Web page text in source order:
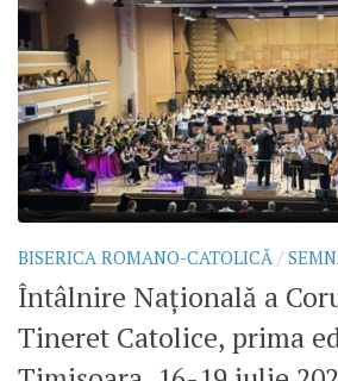
BISERICA ROMANO-CATOLICĂ /
Întâlnire Națională a
Tineret Catolice, prima